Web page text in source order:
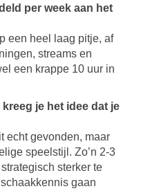
per week aan het
een heel laag pitje, af
streams en
een krappe 10 uur in
je het idee dat je
echt gevonden, maar
speelstijl. Zo’n 2-3
sterker te
gaan